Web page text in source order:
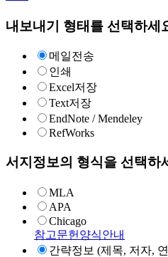
내보내기 형태를 선택하세
메일전송
인쇄
Excel저장
Text저장
EndNote / Mendeley
RefWorks
서지정보의 형식을 선택하
MLA
APA
Chicago
참고문헌양식안내
간략정보 (제목, 저자,